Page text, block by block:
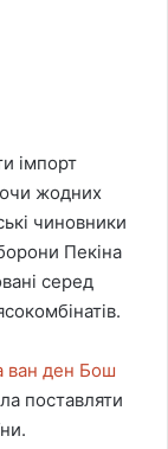
імпорт
жодних
чиновники
Пекіна
серед
ван ден Бош
поставляти